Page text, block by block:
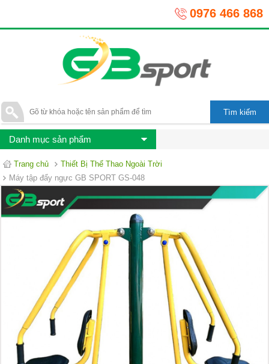
0976 466 868
Danh mục sản phẩm
Trang chủ
Thiết Bị Thể Thao Ngoài Trời
Máy tập đẩy ngực GB SPORT GS-048